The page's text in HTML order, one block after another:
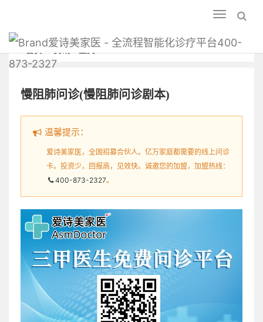
Toggle
navigation
爱诗美家医 - 全流程智能化诊疗平台400-
873-2327
首页 资讯 正文
慢阻肺问诊(慢阻肺问诊剧本)
温馨提示：
爱诗美家医，全国招募合伙人。亿万家庭都需要的线上问诊
卡。投资少，回报高，见效快。诚邀您的加盟，加盟热线：
400-873-2327。